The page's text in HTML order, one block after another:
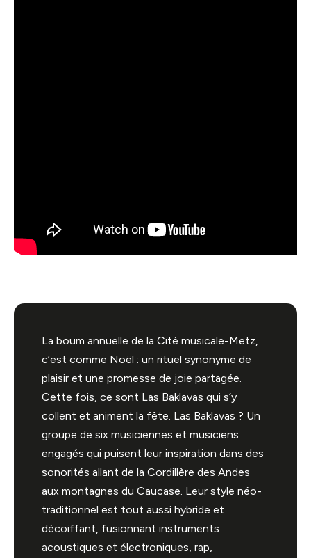
La boum annuelle de la Cité musicale-Metz,
c’est comme Noël : un rituel synonyme de
plaisir et une promesse de joie partagée.
Cette fois, ce sont Las Baklavas qui s’y
collent et animent la fête. Las Baklavas ? Un
groupe de six musiciennes et musiciens
engagés qui puisent leur inspiration dans des
sonorités allant de la Cordillère des Andes
aux montagnes du Caucase. Leur style néo-
traditionnel est tout aussi hybride et
décoiffant, fusionnant instruments
acoustiques et électroniques, rap,